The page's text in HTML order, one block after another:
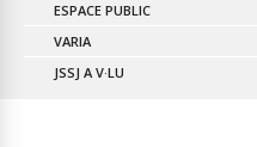
ESPACE PUBLIC
VARIA
JSSJ A V·LU